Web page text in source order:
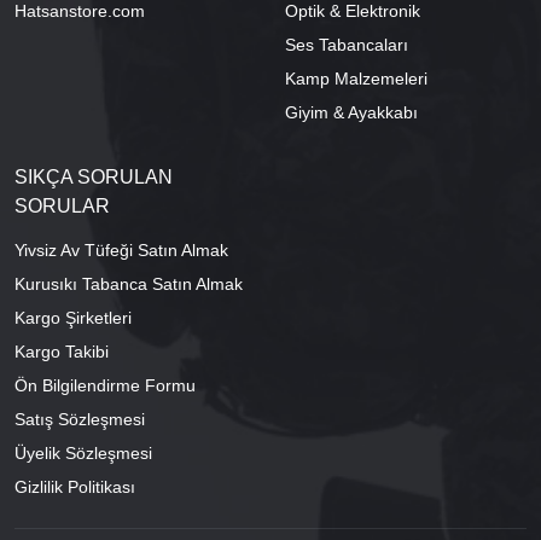
Hatsanstore.com
Optik & Elektronik
Ses Tabancaları
Kamp Malzemeleri
Giyim & Ayakkabı
SIKÇA SORULAN
SORULAR
Yivsiz Av Tüfeği Satın Almak
Kurusıkı Tabanca Satın Almak
Kargo Şirketleri
Kargo Takibi
Ön Bilgilendirme Formu
Satış Sözleşmesi
Üyelik Sözleşmesi
Gizlilik Politikası